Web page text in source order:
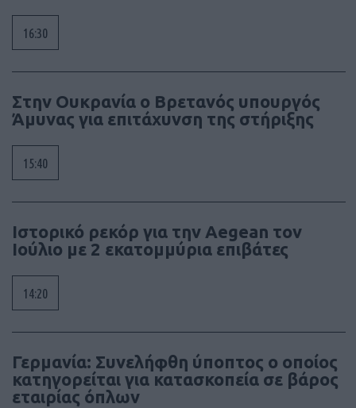
16:30
Στην Ουκρανία ο Βρετανός υπουργός
Άμυνας για επιτάχυνση της στήριξης
15:40
Ιστορικό ρεκόρ για την Aegean τον
Ιούλιο με 2 εκατομμύρια επιβάτες
14:20
Γερμανία: Συνελήφθη ύποπτος ο οποίος
κατηγορείται για κατασκοπεία σε βάρος
εταιρίας όπλων